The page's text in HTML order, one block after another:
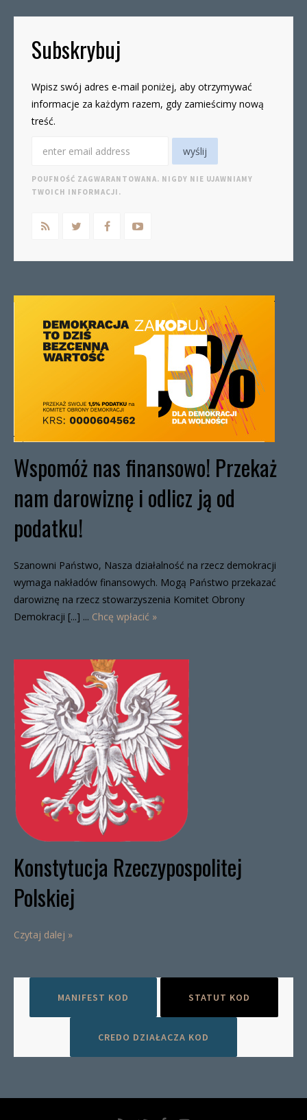
Subskrybuj
Wpisz swój adres e-mail poniżej, aby otrzymywać
informacje za każdym razem, gdy zamieścimy nową
treść.
POUFNOŚĆ ZAGWARANTOWANA. NIGDY NIE UJAWNIAMY
TWOICH INFORMACJI.
Wspomóż nas finansowo! Przekaż
nam darowiznę i odlicz ją od
podatku!
Szanowni Państwo, Nasza działalność na rzecz demokracji
wymaga nakładów finansowych. Mogą Państwo przekazać
darowiznę na rzecz stowarzyszenia Komitet Obrony
Demokracji [...] ... Chcę wpłacić »
Konstytucja Rzeczypospolitej
Polskiej
Czytaj dalej »
MANIFEST KOD STATUT KOD
CREDO DZIAŁACZA KOD